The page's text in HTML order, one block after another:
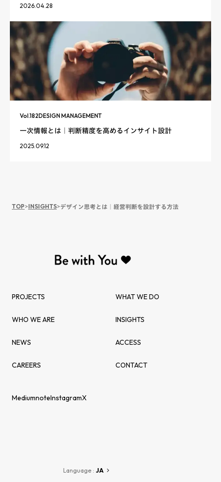
2026.04.28
Vol.182DESIGN MANAGEMENT
一次情報とは｜判断精度を高めるインサイト設計
2025.09.12
TOP>INSIGHTS>デザイン思考とは｜経営判断を設計する方法
PROJECTS WHAT WE DO
WHO WE ARE INSIGHTS
NEWS ACCESS
CAREERS CONTACT
MediumnoteInstagramX
Language : JA